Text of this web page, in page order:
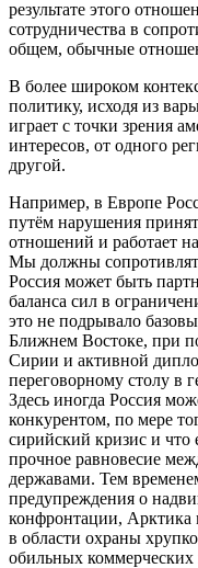
результате этого
сотрудничества в
общем, обычные
В более широком
политику, исходя из
играет с точки зрения
интересов, от одного
другой.
Например, в Европе
путём нарушения
отношений и работает
Мы должны
Россия может быть
баланса сил в
это не подрывало
Ближнем Востоке, при
Сирии и активной
переговорному столу в
Здесь иногда Россия
конкурентом, по мере
сирийский кризис и
прочное равновесие
державами. Тем
предупреждения о
конфронтации, Арктика
в области охраны
обильных коммерческих